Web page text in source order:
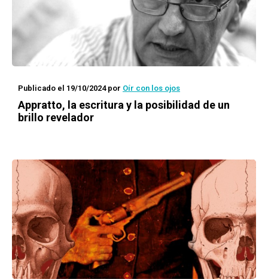
Publicado el 19/10/2024por Oír con los ojos
Appratto, la escritura y la posibilidad de un
brillo revelador